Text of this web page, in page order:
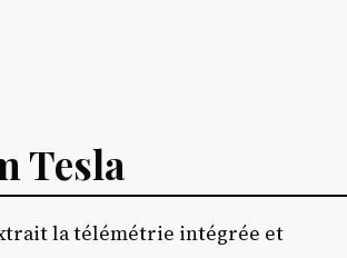
Tesla
la télémétrie intégrée et